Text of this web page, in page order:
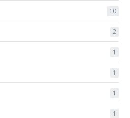
10
2
1
1
1
1